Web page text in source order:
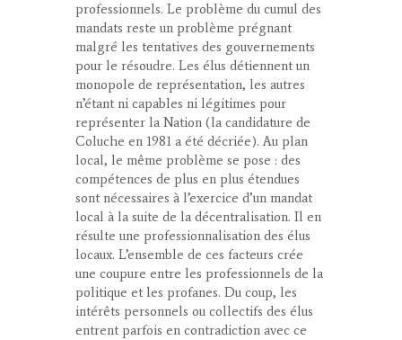
professionnels. Le problème du cumul des
mandats reste un problème prégnant
malgré les tentatives des gouvernements
pour le résoudre. Les élus détiennent un
monopole de représentation, les autres
n’étant ni capables ni légitimes pour
représenter la Nation (la candidature de
Coluche en 1981 a été décriée). Au plan
local, le même problème se pose : des
compétences de plus en plus étendues
sont nécessaires à l’exercice d’un mandat
local à la suite de la décentralisation. Il en
résulte une professionnalisation des élus
locaux. L’ensemble de ces facteurs crée
une coupure entre les professionnels de la
politique et les profanes. Du coup, les
intérêts personnels ou collectifs des élus
entrent parfois en contradiction avec ce